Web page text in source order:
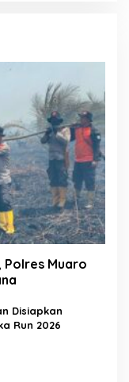
Polres Muaro
Disiapkan
Run 2026